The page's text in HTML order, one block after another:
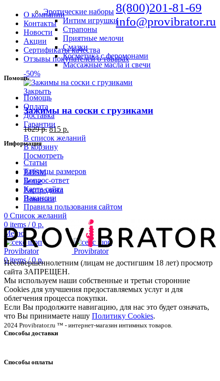
Эротические наборы
Интим игрушки
Страпоны
Приятные мелочи
Смазки
Косметика с феромонами
Массажные масла и свечи
-50%
Закрыть
Зажимы на соски с грузиками
1629р. 815 р.
В список желаний
В корзину
Посмотреть
BDSM
Белье
Распродажа
Новинки
0 Список желаний
0 items / 0 р.
Меню
0items / 0р.
8(800)201-81-69
info@provibrator.ru
О компании
Контакты
Новости
Акции
Сертификаты качества
Отзывы покупателей о товарах
Помощь
Помощь
Оплата
Доставка
Гарантии
Информация
Статьи
Таблицы размеров
Вопрос-ответ
Карта сайта
Вакансии
Правила пользования сайтом
Несовершеннолетним (лицам не достигшим 18 лет) просмотр
сайта ЗАПРЕЩЕН.
Мы используем наши собственные и третьи сторонние
Cookies для улучшения предоставляемых услуг и для
облегчения процесса покупки.
Если Вы продолжите навигацию, для нас это будет означать,
что Вы принимаете нашу Политику Cookies.
2024 Provibrator.ru ™ - интернет-магазин интимных товаров.
Способы доставки
Способы оплаты